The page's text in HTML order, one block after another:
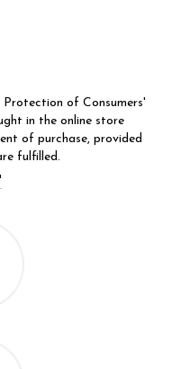
of Consumers'
in the online store
of purchase, provided
fulfilled.